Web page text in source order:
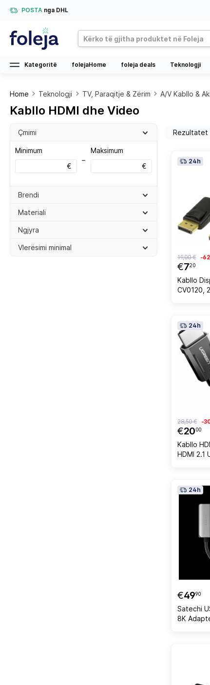
POSTA nga DHL
Kategoritë folejaHome foleja deals Teknologji
Home Teknologji TV, Paraqitje & Zërim A/V Kabllo &
Kabllo HDMI dhe Video
Brendi
Materiali
Ngjyra
Çmimi
Minimum
€
–
Maksimum
€
Vlerësimi minimal
24h
€720
19,00 € -
Kabllo
CV0120,
24h
€2000
28,50 € -
Kabllo
HDMI 2.1
24h
€4990
Satechi
8K